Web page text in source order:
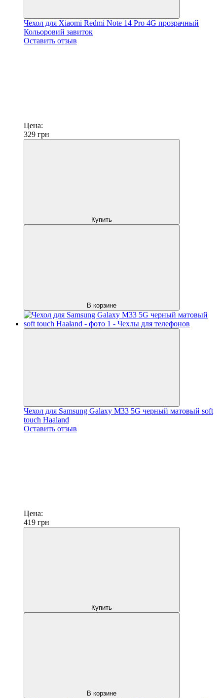
Чехол для Xiaomi Redmi Note 14 Pro 4G прозрачный
Кольоровий завиток
Оставить отзыв
Цена:
329 грн
Купить
В корзине
Чехол для Samsung Galaxy M33 5G черный матовый soft
touch Haaland
Оставить отзыв
Цена:
419 грн
Купить
В корзине